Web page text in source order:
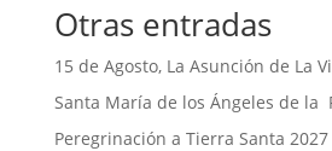
Otras entradas
15 de Agosto, La Asunción de La
Santa María de los Ángeles de la
Peregrinación a Tierra Santa 2027